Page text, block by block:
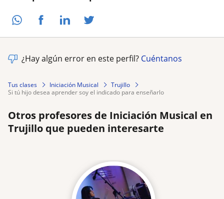
¿Hay algún error en este perfil? Cuéntanos
Tus clases Iniciación Musical
Trujillo
si tú hijo desea aprender soy el indicado para enseñarlo
Otros profesores de Iniciación Musical en
Trujillo que pueden interesarte